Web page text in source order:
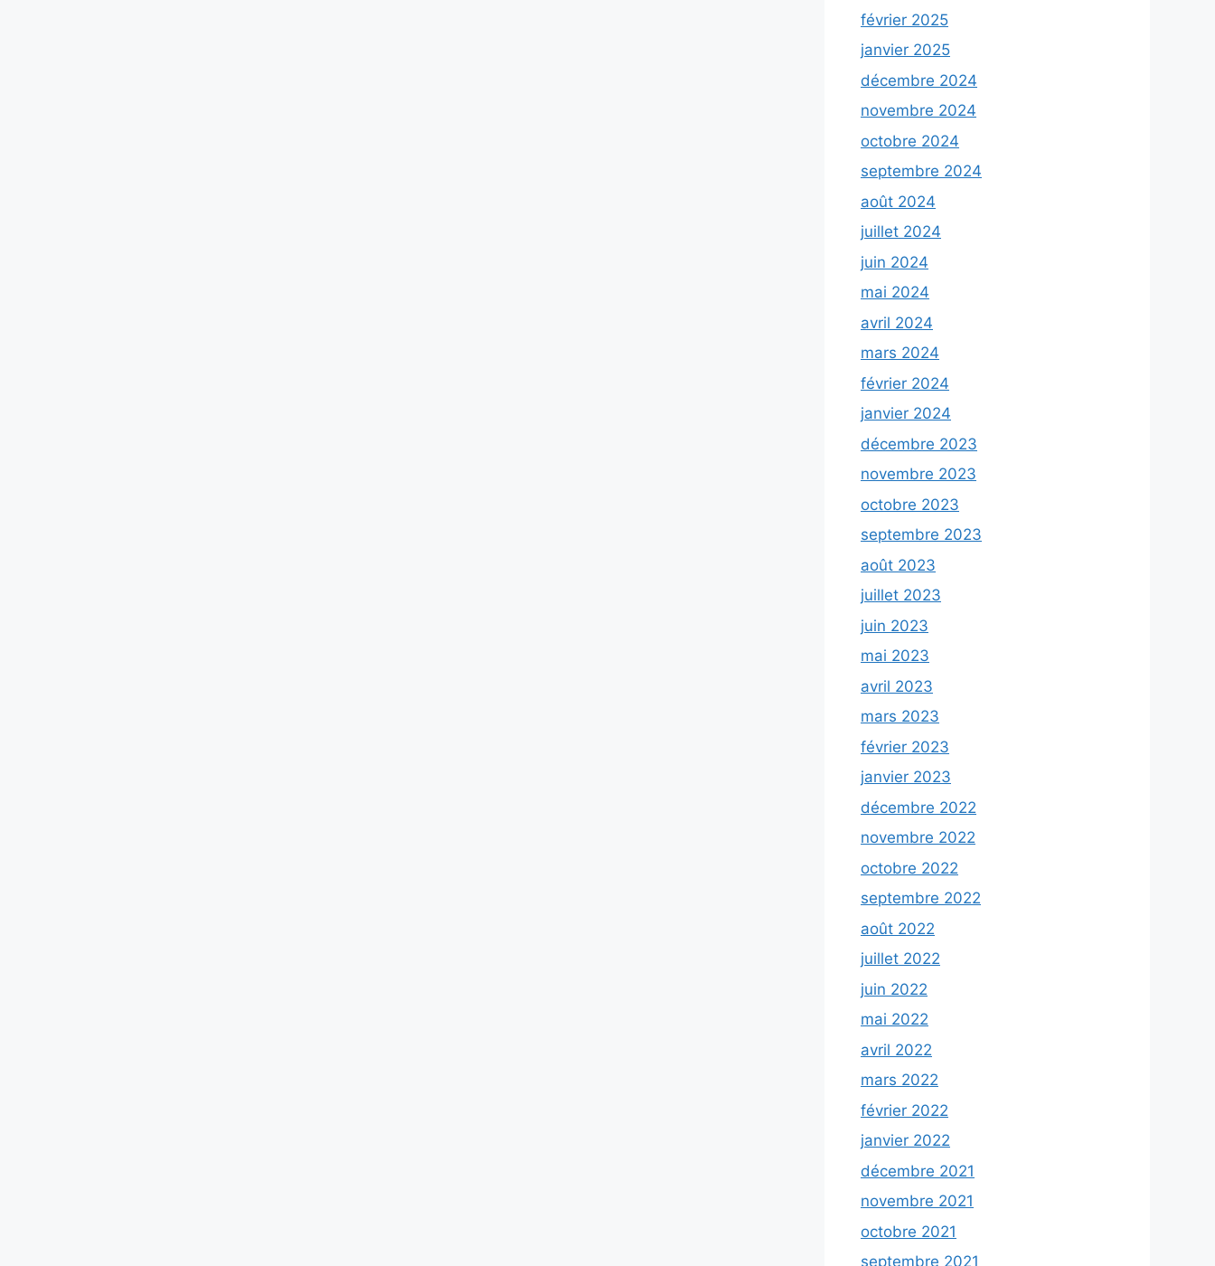
février 2025
janvier 2025
décembre 2024
novembre 2024
octobre 2024
septembre 2024
août 2024
juillet 2024
juin 2024
mai 2024
avril 2024
mars 2024
février 2024
janvier 2024
décembre 2023
novembre 2023
octobre 2023
septembre 2023
août 2023
juillet 2023
juin 2023
mai 2023
avril 2023
mars 2023
février 2023
janvier 2023
décembre 2022
novembre 2022
octobre 2022
septembre 2022
août 2022
juillet 2022
juin 2022
mai 2022
avril 2022
mars 2022
février 2022
janvier 2022
décembre 2021
novembre 2021
octobre 2021
septembre 2021